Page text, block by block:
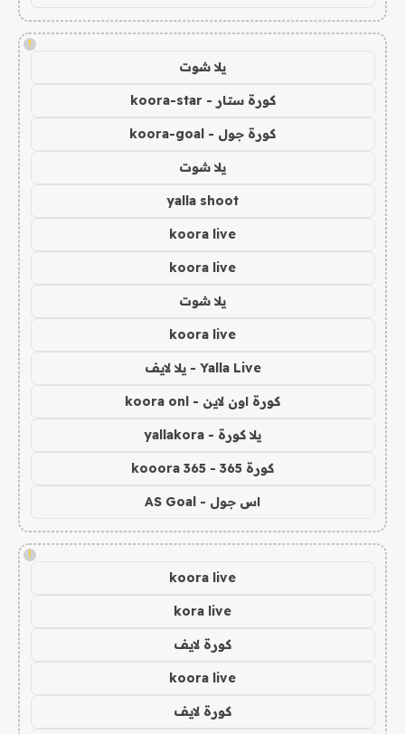
!
يلا شوت
كورة ستار - koora-star
كورة جول - koora-goal
يلا شوت
yalla shoot
koora live
koora live
يلا شوت
koora live
Yalla Live - يلا لايف
كورة اون لاين - koora onl
يلا كورة - yallakora
كورة 365 - kooora 365
اس جول - AS Goal
!
koora live
kora live
كورة لايف
koora live
كورة لايف